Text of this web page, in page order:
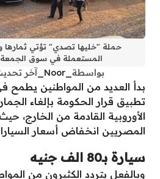
حملة "خليها تصدي" تؤتي ثمارها
المستعملة في سوق الجمعة بدأ
بواسطة _Noor_ آخر
بدأ العديد من المواطنين يطمح
تطبيق قرار الحكومة بإلغاء
الأوروبية القادمة من الخارج،
المصريين انخفاض أسعار
سيارة بـ80 الف جنيه
وبالفعل يتردد الكثيرون من